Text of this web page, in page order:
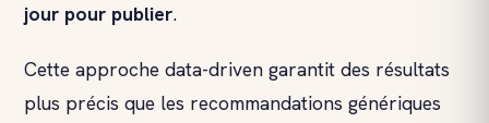
jour pour publier.
Cette approche data-driven garantit des résultats
plus précis que les recommandations génériques